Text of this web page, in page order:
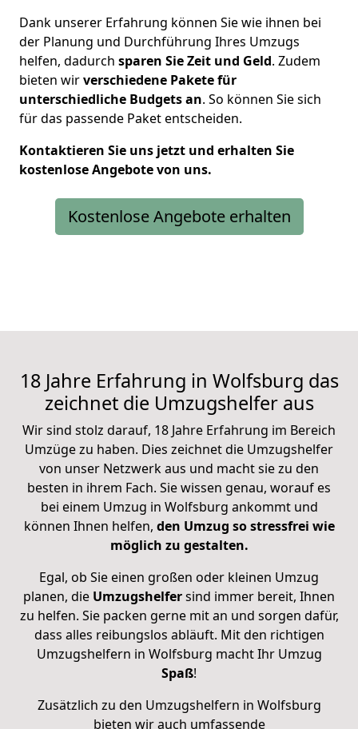
Dank unserer Erfahrung können Sie wie ihnen bei
der Planung und Durchführung Ihres Umzugs
helfen, dadurch sparen Sie Zeit und Geld. Zudem
bieten wirverschiedene Pakete für
unterschiedliche Budgets an. So können Sie sich
für das passende Paket entscheiden.
Kontaktieren Sie uns jetzt und erhalten Sie
kostenlose Angebote von uns.
Kostenlose Angebote erhalten
18 Jahre Erfahrung in Wolfsburg das
zeichnet die Umzugshelfer aus
Wir sind stolz darauf, 18 Jahre Erfahrung im Bereich
Umzüge zu haben. Dies zeichnet die Umzugshelfer
von unser Netzwerk aus und macht sie zu den
besten in ihrem Fach. Sie wissen genau, worauf es
bei einem Umzug in Wolfsburg ankommt und
können Ihnen helfen, den Umzug so stressfrei wie
möglich zu gestalten.
Egal, ob Sie einen großen oder kleinen Umzug
planen, die Umzugshelfersind immer bereit, Ihnen
zu helfen. Sie packen gerne mit an und sorgen dafür,
dass alles reibungslos abläuft. Mit den richtigen
Umzugshelfern in Wolfsburg macht Ihr Umzug
Spaß!
Zusätzlich zu den Umzugshelfern in Wolfsburg
bieten wir auch umfassende